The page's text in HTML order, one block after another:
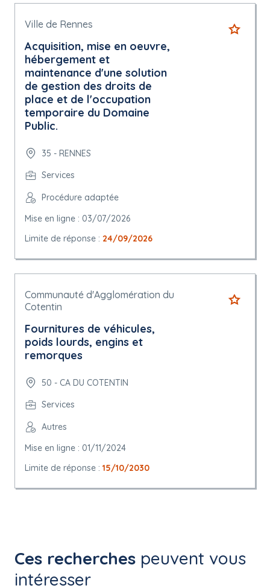
Ville de Rennes
Acquisition, mise en oeuvre,
hébergement et
maintenance d'une solution
de gestion des droits de
place et de l'occupation
temporaire du Domaine
Public.
35 - RENNES
Services
Procédure adaptée
Mise en ligne : 03/07/2026
Limite de réponse : 24/09/2026
Communauté d'Agglomération du
Cotentin
Fournitures de véhicules,
poids lourds, engins et
remorques
50 - CA DU COTENTIN
Services
Autres
Mise en ligne : 01/11/2024
Limite de réponse : 15/10/2030
Ces recherches peuvent vous
intéresser